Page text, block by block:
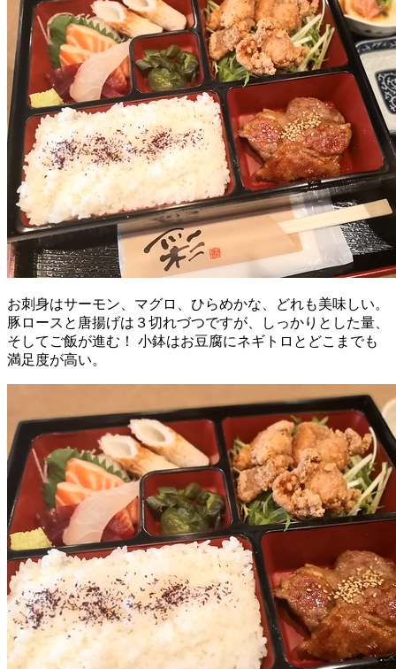
お刺身はサーモン、マグロ、ひらめかな、どれも美味しい。
豚ロースと唐揚げは３切れづつですが、しっかりとした量、
そしてご飯が進む！ 小鉢はお豆腐にネギトロとどこまでも
満足度が高い。